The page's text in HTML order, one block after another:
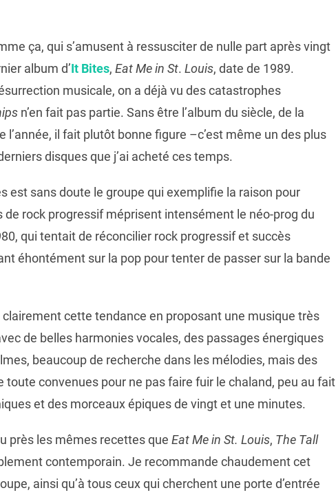
ça, qui s’amusent à ressusciter de nulle part après vingt
album d’It Bites, Eat Me in St. Louis, date de 1989.
musicale, on a déjà vu des catastrophes
n’en fait pas partie. Sans être l’album du siècle, de la
l’année, il fait plutôt bonne figure –c’est même un des plus
disques que j’ai acheté ces temps.
est sans doute le groupe qui exemplifie la raison pour
de rock progressif méprisent intensément le néo-prog du
qui tentait de réconcilier rock progressif et succès
éhontément sur la pop pour tenter de passer sur la bande
clairement cette tendance en proposant une musique très
de belles harmonies vocales, des passages énergiques
beaucoup de recherche dans les mélodies, mais des
convenues pour ne pas faire fuir le chaland, peu au fait
et des morceaux épiques de vingt et une minutes.
près les mêmes recettes que Eat Me in St. Louis, The Tall
contemporain. Je recommande chaudement cet
ainsi qu’à tous ceux qui cherchent une porte d’entrée